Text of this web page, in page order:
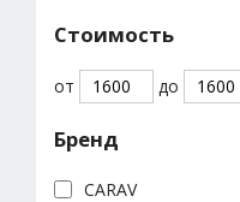
Стоимость
от до
Бренд
CARAV